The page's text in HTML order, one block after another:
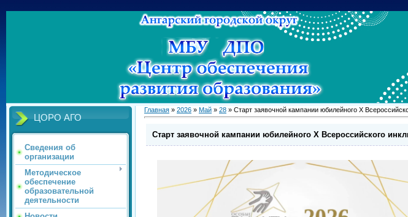
ЦОРО АГО
Сведения об
организации
Методическое
обеспечение
образовательной
деятельности
Главная » 2026 » Май » 28 » Cтарт заявочной кампании юбилейного X
Cтарт заявочной кампании юбилейного X Всероссийского